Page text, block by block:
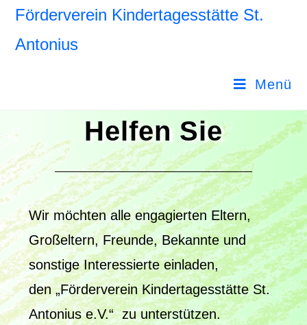
Förderverein Kindertagesstätte St.
Antonius
Menü
Helfen Sie
Wir möchten alle engagierten Eltern,
Großeltern, Freunde, Bekannte und
sonstige Interessierte einladen,
den „Förderverein Kindertagesstätte St.
Antonius e.V.“ zu unterstützen.